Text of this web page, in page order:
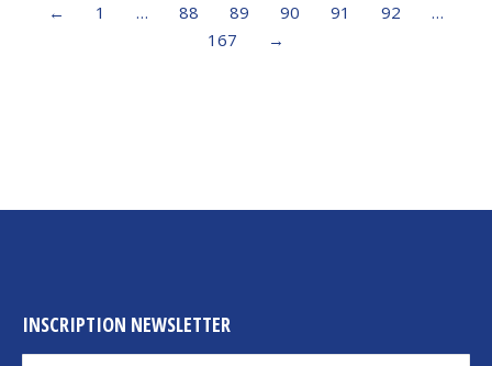
← 1 … 88 89 90 91 92
…
167
→
INSCRIPTION NEWSLETTER